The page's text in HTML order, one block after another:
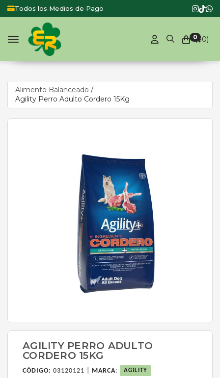
Todos los Medios de Pago
0($0)
Toggle navigation
Alimento Balanceado /
Agility Perro Adulto Cordero 15Kg
AGILITY PERRO ADULTO
CORDERO 15KG
CÓDIGO: 03120121 | MARCA: AGILITY